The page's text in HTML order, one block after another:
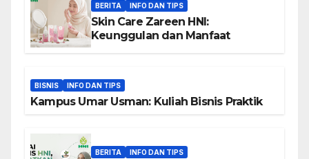
BERITA INFO DAN TIPS
Skin Care Zareen HNI:
Keunggulan dan Manfaat
BISNIS INFO DAN TIPS
Kampus Umar Usman: Kuliah Bisnis Praktik
BERITA INFO DAN TIPS